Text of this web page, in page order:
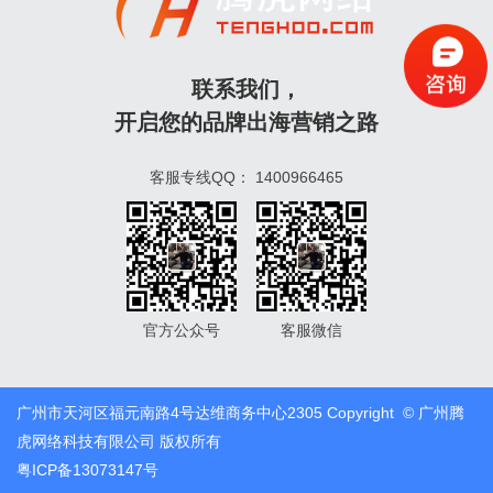
联系我们，
开启您的品牌出海营销之路
客服专线QQ： 1400966465
官方公众号 客服微信
广州市天河区福元南路4号达维商务中心2305 Copyright © 广州腾
虎网络科技有限公司 版权所有
粤ICP备13073147号